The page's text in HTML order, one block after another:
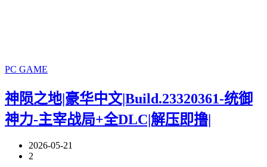
PC GAME
神陨之地|豪华中文|Build.23320361-统御
神力-主宰战局+全DLC|解压即撸|
2026-05-21
2